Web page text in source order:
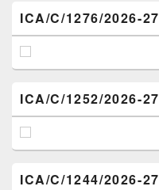
ICA/C/1276/2026-27
ICA/C/1252/2026-27
ICA/C/1244/2026-27